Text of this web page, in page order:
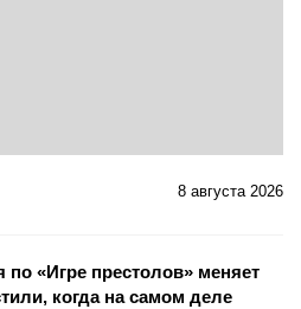
8 августа 2026
«Игре престолов» меняет
когда на самом деле